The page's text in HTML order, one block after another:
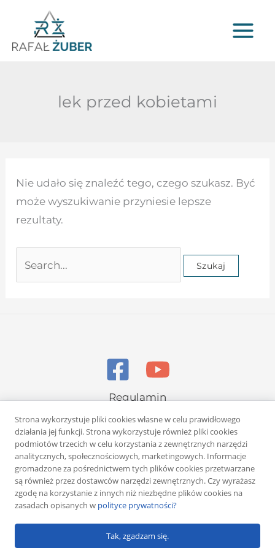
treści
lek przed kobietami
Nie udało się znaleźć tego, czego szukasz. Być
może wyszukiwanie przyniesie lepsze
rezultaty.
dla:
Regulamin
Polityka prywatności
Copyright © 2026 Rafał Żuber
Powered byKlub eMarketera
Strona wykorzystuje pliki cookies własne w celu prawidłowego
działania jej funkcji. Strona wykorzystuje również pliki cookies
podmiotów trzecich w celu korzystania z zewnętrznych narzędzi
analitycznych, społecznościowych, marketingowych. Informacje
gromadzone za pośrednictwem tych plików cookies przetwarzane
są również przez dostawców narzędzi zewnętrznych. Czy wyrażasz
zgodę na korzystanie z innych niż niezbędne plików cookies na
zasadach opisanych w polityce prywatności?
Tak, zgadzam się.